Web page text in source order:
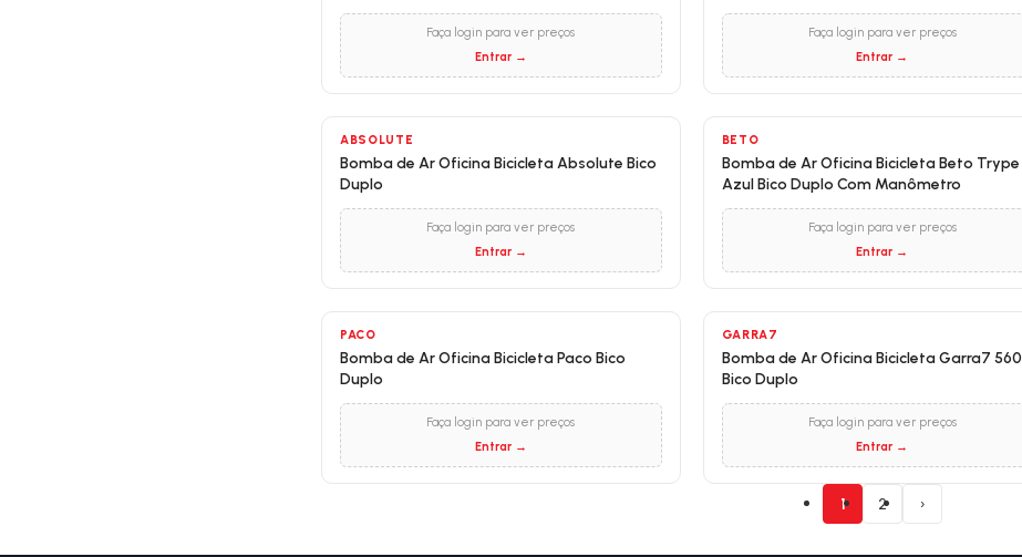
Faça login para ver preços
Entrar →
Faça login para ver preços
Entrar →
ABSOLUTE
Bomba de Ar Oficina Bicicleta Absolute Bico
Duplo
Faça login para ver preços
Entrar →
BETO
Bomba de Ar Oficina Bicicleta Beto Trype
Azul Bico Duplo Com Manômetro
Faça login para ver preços
Entrar →
PACO
Bomba de Ar Oficina Bicicleta Paco Bico
Duplo
Faça login para ver preços
Entrar →
GARRA7
Bomba de Ar Oficina Bicicleta Garra7 560
Bico Duplo
Faça login para ver preços
Entrar →
1 2 ›